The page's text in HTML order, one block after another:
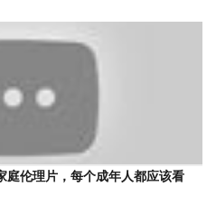
庭伦理片，每个成年人都应该看